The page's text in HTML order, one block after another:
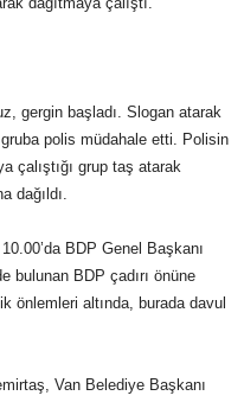
gergin başladı. Slogan atarak
polis müdahale etti. Polisin
çalıştığı grup taş atarak
dağıldı.
BDP Genel Başkanı
bulunan BDP çadırı önüne
önlemleri altında, burada davul
Van Belediye Başkanı